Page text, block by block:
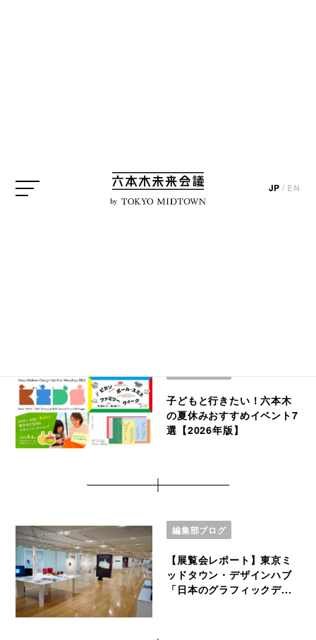
by
JP / EN
子どもと行きたい！六本木
の夏休みおすすめイベント7
選【2026年版】
編集部ブログ
【展覧会レポート】東京ミ
ッドタウン・デザインハブ
「日本のグラフィックデ...